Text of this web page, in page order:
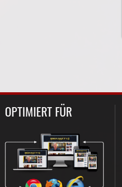
OPTIMIERT FÜR